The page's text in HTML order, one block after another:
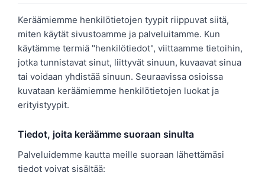
Keräämiemme henkilötietojen tyypit riippuvat siitä,
miten käytät sivustoamme ja palveluitamme. Kun
käytämme termiä "henkilötiedot", viittaamme tietoihin,
jotka tunnistavat sinut, liittyvät sinuun, kuvaavat sinua
tai voidaan yhdistää sinuun. Seuraavissa osioissa
kuvataan keräämiemme henkilötietojen luokat ja
erityistyypit.
Tiedot, joita keräämme suoraan sinulta
Palveluidemme kautta meille suoraan lähettämäsi
tiedot voivat sisältää: